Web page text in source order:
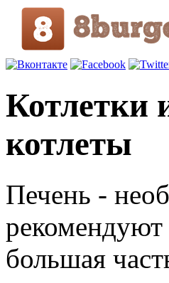
Котлетки
котлеты
Печень -
рекомендуют
большая